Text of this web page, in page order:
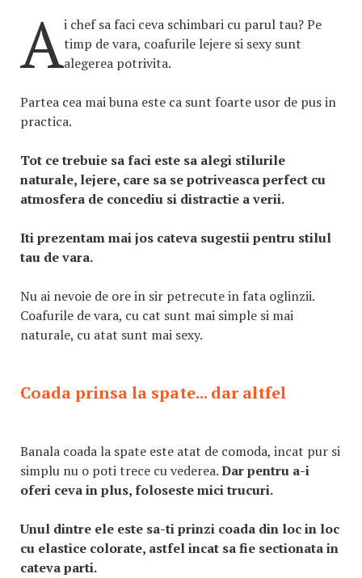
Ai chef sa faci ceva schimbari cu parul tau? Pe
timp de vara, coafurile lejere si sexy sunt
alegerea potrivita.
Partea cea mai buna este ca sunt foarte usor de pus in
practica.
Tot ce trebuie sa faci este sa alegi stilurile
naturale, lejere, care sa se potriveasca perfect cu
atmosfera de concediu si distractie a verii.
Iti prezentam mai jos cateva sugestii pentru stilul
tau de vara.
Nu ai nevoie de ore in sir petrecute in fata oglinzii.
Coafurile de vara, cu cat sunt mai simple si mai
naturale, cu atat sunt mai sexy.
Coada prinsa la spate... dar altfel
Banala coada la spate este atat de comoda, incat pur si
simplu nu o poti trece cu vederea.Dar pentru a-i
oferi ceva in plus, foloseste mici trucuri.
Unul dintre ele este sa-ti prinzi coada din loc in loc
cu elastice colorate, astfel incat sa fie sectionata in
cateva parti.